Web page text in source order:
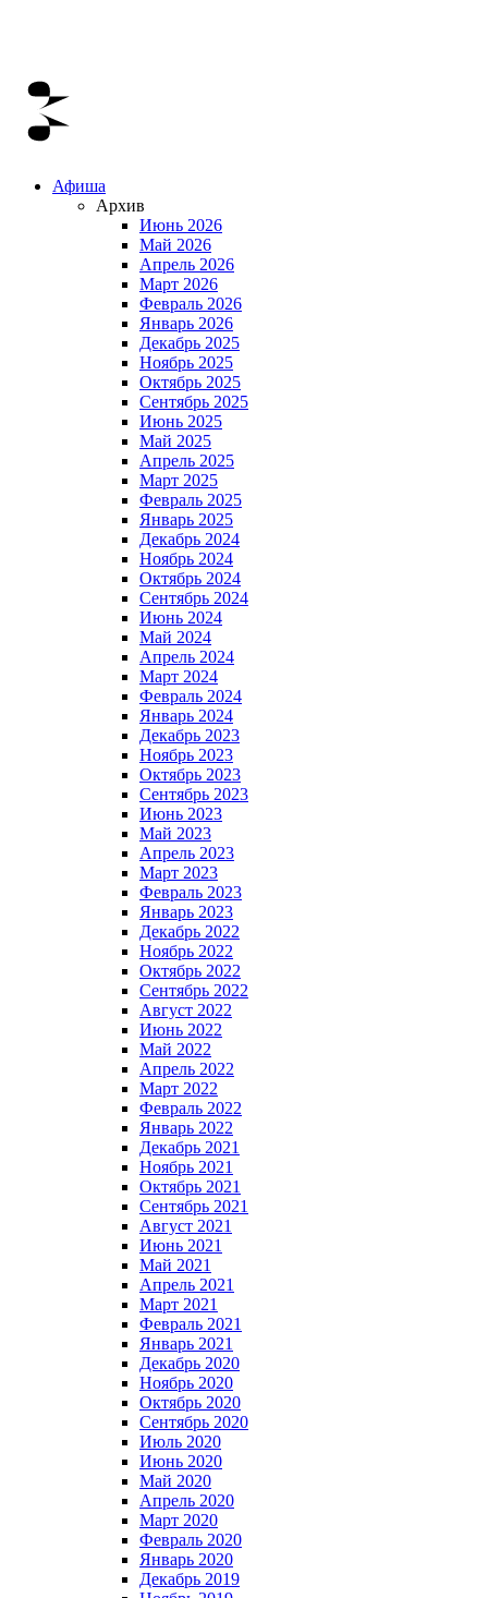
Афиша
Архив
Июнь 2026
Май 2026
Апрель 2026
Март 2026
Февраль 2026
Январь 2026
Декабрь 2025
Ноябрь 2025
Октябрь 2025
Сентябрь 2025
Июнь 2025
Май 2025
Апрель 2025
Март 2025
Февраль 2025
Январь 2025
Декабрь 2024
Ноябрь 2024
Октябрь 2024
Сентябрь 2024
Июнь 2024
Май 2024
Апрель 2024
Март 2024
Февраль 2024
Январь 2024
Декабрь 2023
Ноябрь 2023
Октябрь 2023
Сентябрь 2023
Июнь 2023
Май 2023
Апрель 2023
Март 2023
Февраль 2023
Январь 2023
Декабрь 2022
Ноябрь 2022
Октябрь 2022
Сентябрь 2022
Август 2022
Июнь 2022
Май 2022
Апрель 2022
Март 2022
Февраль 2022
Январь 2022
Декабрь 2021
Ноябрь 2021
Октябрь 2021
Сентябрь 2021
Август 2021
Июнь 2021
Май 2021
Апрель 2021
Март 2021
Февраль 2021
Январь 2021
Декабрь 2020
Ноябрь 2020
Октябрь 2020
Сентябрь 2020
Июль 2020
Июнь 2020
Май 2020
Апрель 2020
Март 2020
Февраль 2020
Январь 2020
Декабрь 2019